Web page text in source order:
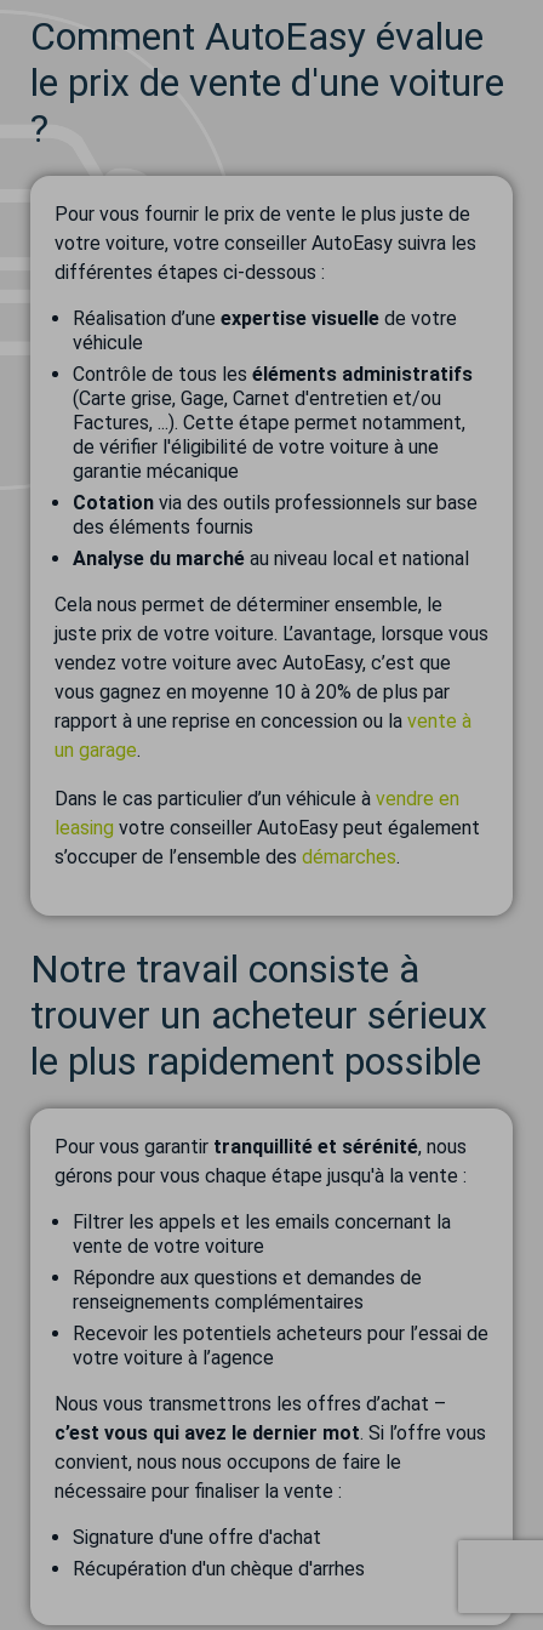
Comment AutoEasy évalue
le prix de vente d'une voiture
?
Pour vous fournir le prix de vente le plus juste de
votre voiture, votre conseiller AutoEasy suivra les
différentes étapes ci-dessous :
Réalisation d’une expertise visuelle de votre
véhicule
Contrôle de tous les éléments administratifs
(Carte grise, Gage, Carnet d'entretien et/ou
Factures, ...). Cette étape permet notamment,
de vérifier l'éligibilité de votre voiture à une
garantie mécanique
Cotation via des outils professionnels sur base
des éléments fournis
Analyse du marché au niveau local et national
Cela nous permet de déterminer ensemble, le
juste prix de votre voiture. L’avantage, lorsque vous
vendez votre voiture avec AutoEasy, c’est que
vous gagnez en moyenne 10 à 20% de plus par
rapport à une reprise en concession ou la vente à
un garage.
Dans le cas particulier d’un véhicule à vendre en
leasing votre conseiller AutoEasy peut également
s’occuper de l’ensemble des démarches.
Notre travail consiste à
trouver un acheteur sérieux
le plus rapidement possible
Pour vous garantir tranquillité et sérénité, nous
gérons pour vous chaque étape jusqu'à la vente :
Filtrer les appels et les emails concernant la
vente de votre voiture
Répondre aux questions et demandes de
renseignements complémentaires
Recevoir les potentiels acheteurs pour l’essai de
votre voiture à l’agence
Nous vous transmettrons les offres d’achat –
c’est vous qui avez le dernier mot. Si l’offre vous
convient, nous nous occupons de faire le
nécessaire pour finaliser la vente :
Signature d'une offre d'achat
Récupération d'un chèque d'arrhes